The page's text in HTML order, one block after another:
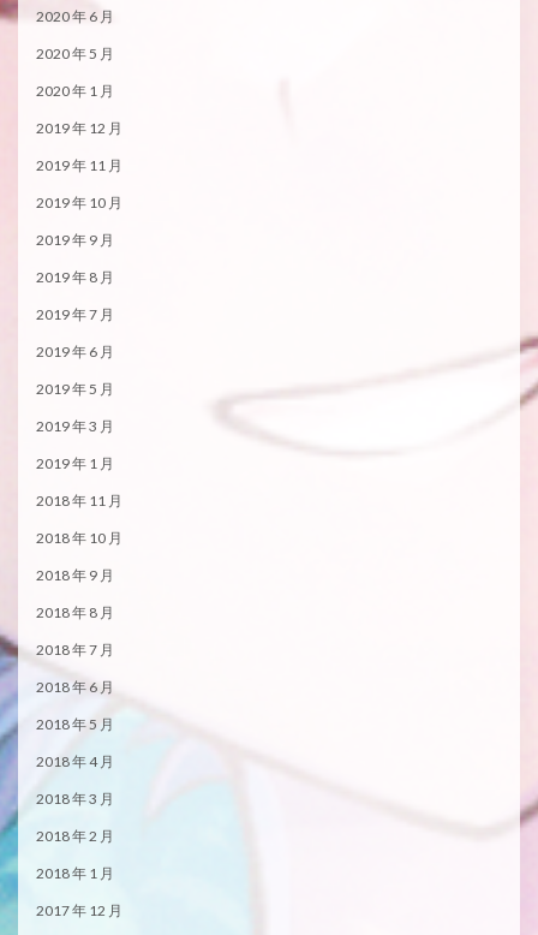
2020 年 6 月
2020 年 5 月
2020 年 1 月
2019 年 12 月
2019 年 11 月
2019 年 10 月
2019 年 9 月
2019 年 8 月
2019 年 7 月
2019 年 6 月
2019 年 5 月
2019 年 3 月
2019 年 1 月
2018 年 11 月
2018 年 10 月
2018 年 9 月
2018 年 8 月
2018 年 7 月
2018 年 6 月
2018 年 5 月
2018 年 4 月
2018 年 3 月
2018 年 2 月
2018 年 1 月
2017 年 12 月